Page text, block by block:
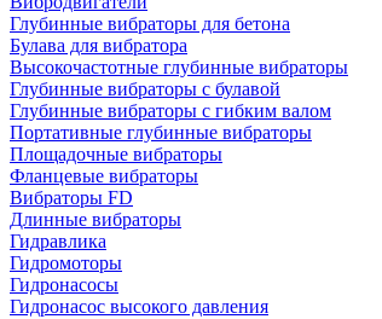
Глубинные вибраторы для бетона
Булава для вибратора
Высокочастотные глубинные вибраторы
Глубинные вибраторы с булавой
Глубинные вибраторы с гибким валом
Портативные глубинные вибраторы
Площадочные вибраторы
Фланцевые вибраторы
Вибраторы FD
Длинные вибраторы
Гидравлика
Гидромоторы
Гидронасосы
Гидронасос высокого давления